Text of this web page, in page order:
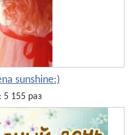
sunshine:)
5 155 раз